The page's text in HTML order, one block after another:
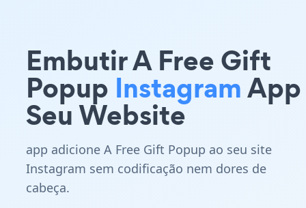
Embutir A Free Gift
Popup Instagram
Seu Website
app adicione A Free Gift Popup ao seu site
Instagram sem codificação nem dores de
cabeça.